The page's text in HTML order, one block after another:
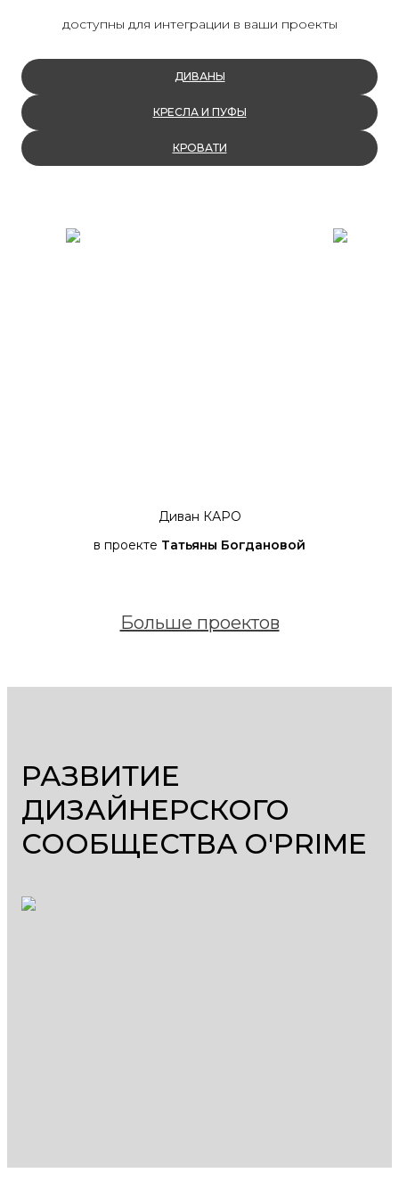
доступны для интеграции в ваши проекты
ДИВАНЫ
КРЕСЛА И ПУФЫ
КРОВАТИ
Диван КАРО
в проекте Татьяны Богдановой
Больше проектов
РАЗВИТИЕ
ДИЗАЙНЕРСКОГО
СООБЩЕСТВА O'PRIME